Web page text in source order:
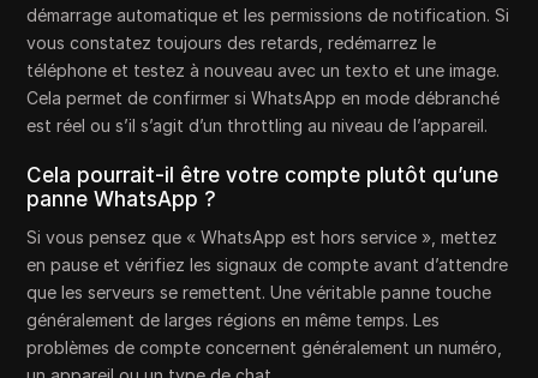
démarrage automatique et les permissions de notification. Si
vous constatez toujours des retards, redémarrez le
téléphone et testez à nouveau avec un texto et une image.
Cela permet de confirmer si WhatsApp en mode débranché
est réel ou s’il s’agit d’un throttling au niveau de l’appareil.
Cela pourrait-il être votre compte plutôt qu’une
panne WhatsApp ?
Si vous pensez que « WhatsApp est hors service », mettez
en pause et vérifiez les signaux de compte avant d’attendre
que les serveurs se remettent. Une véritable panne touche
généralement de larges régions en même temps. Les
problèmes de compte concernent généralement un numéro,